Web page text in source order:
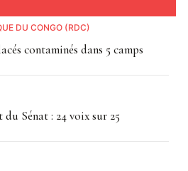
DU CONGO (RDC)
contaminés dans 5 camps
Sénat : 24 voix sur 25